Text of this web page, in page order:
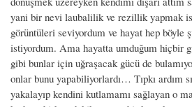
yani bir nevi laubalilik ve rezillik yapmak
görüntüleri seviyordum ve hayat hep böyle
istiyordum. Ama hayatta umduğum hiçbir
gibi bunlar için uğraşacak gücü de
onlar bunu yapabiliyorlardı… Tıpkı ardım
yakalayıp kendini kutlamamı sağlayan o